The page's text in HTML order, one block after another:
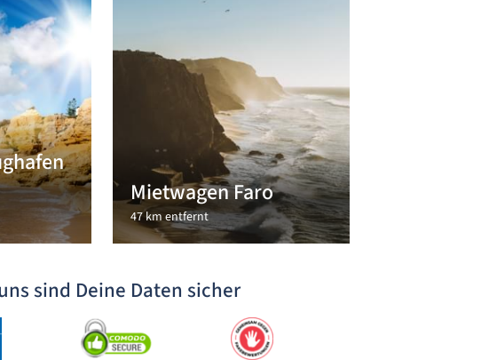
Mietwagen Faro
47 km entfernt
sind Deine Daten sicher